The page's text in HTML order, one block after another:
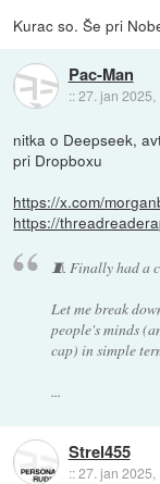
Kurac so. Še pri
Pac-Man
::27. jan 2025,
nitka o Deepseek,
pri Dropboxu
https://x.com/
https://
🧵 Finally had a
Let me break
people's minds
cap) in simple
...
Strel455
::27. jan 2025,